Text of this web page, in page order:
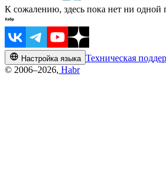
К сожалению, здесь пока нет ни одной
Настройка языка Техническая
© 2006–2026, Habr